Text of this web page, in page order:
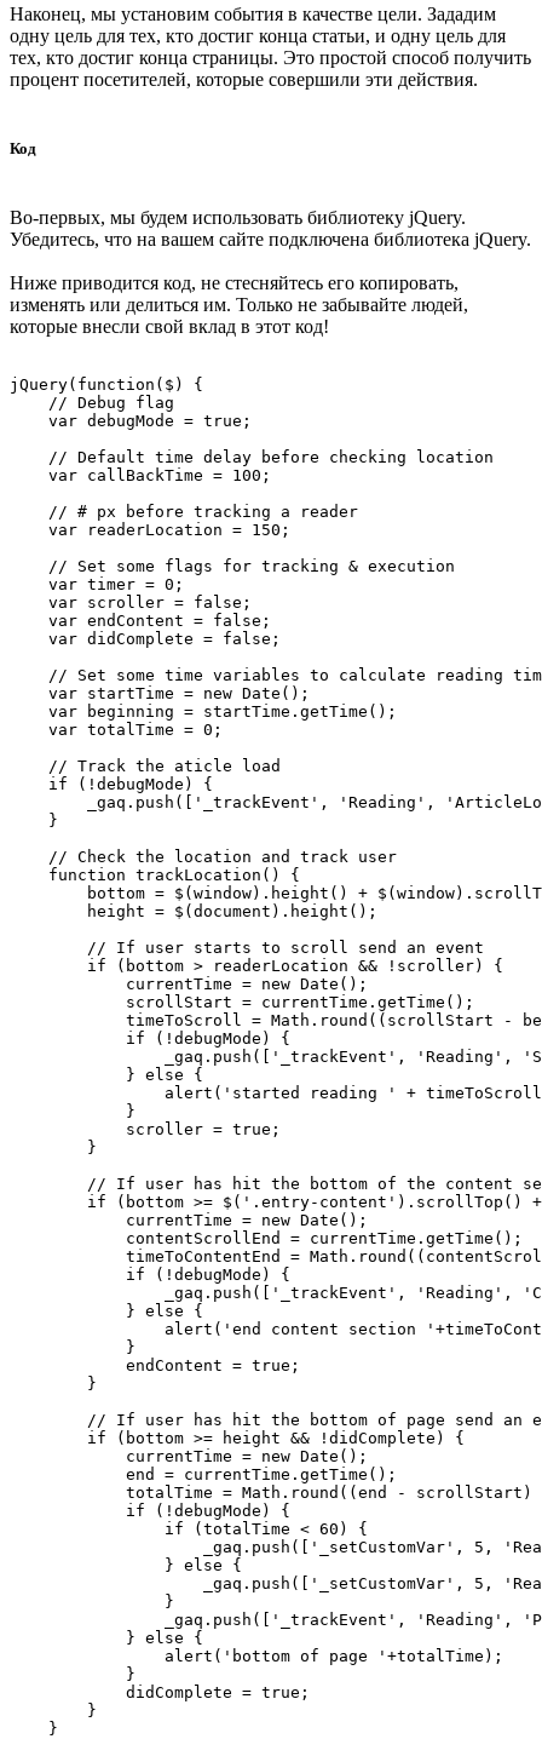
Наконец, мы установим события в качестве цели. Зададим
одну цель для тех, кто достиг конца статьи, и одну цель для
тех, кто достиг конца страницы. Это простой способ получить
процент посетителей, которые совершили эти действия.
Код
Во-первых, мы будем использовать библиотеку jQuery.
Убедитесь, что на вашем сайте подключена библиотека jQuery.
Ниже приводится код, не стесняйтесь его копировать,
изменять или делиться им. Только не забывайте людей,
которые внесли свой вклад в этот код!
jQuery(function($) {
    // Debug flag
    var debugMode = true;
    // Default time delay before checking location
    var callBackTime = 100;
    // # px before tracking a reader
    var readerLocation = 150;
    // Set some flags for tracking & execution
    var timer = 0;
    var scroller = false;
    var endContent = false;
    var didComplete = false;
// Set some time variables to calculate reading
    var startTime = new Date();
    var beginning = startTime.getTime();
    var totalTime = 0;
    // Track the aticle load
    if (!debugMode) {
_gaq.push(['_trackEvent', 'Reading',
    }
    // Check the location and track user
    function trackLocation() {
bottom = $(window).height() +
        height = $(document).height();
        // If user starts to scroll send an event
        if (bottom > readerLocation && !scroller) {
            currentTime = new Date();
            scrollStart = currentTime.getTime();
timeToScroll = Math.round((scrollStart -
            if (!debugMode) {
_gaq.push(['_trackEvent', 'Reading',
            } else {
alert('started reading ' +
            }
            scroller = true;
        }
// If user has hit the bottom of the content
if (bottom >= $('.entry-content').scrollTop()
            currentTime = new Date();
            contentScrollEnd = currentTime.getTime();
timeToContentEnd =
            if (!debugMode) {
_gaq.push(['_trackEvent', 'Reading',
            } else {
alert('end content section
            }
            endContent = true;
        }
// If user has hit the bottom of page send an
        if (bottom >= height && !didComplete) {
            currentTime = new Date();
            end = currentTime.getTime();
totalTime = Math.round((end - scrollStart)
            if (!debugMode) {
                if (totalTime < 60) {
_gaq.push(['_setCustomVar', 5,
                } else {
_gaq.push(['_setCustomVar', 5,
                }
_gaq.push(['_trackEvent', 'Reading',
            } else {
                alert('bottom of page '+totalTime);
            }
            didComplete = true;
        }
    }